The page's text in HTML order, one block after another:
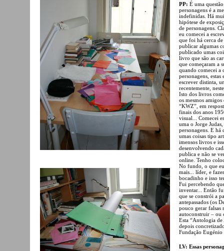
PP: É uma
personagens é a
indefinidas. Há
hipótese de
de personagens.
eu comecei a
que foi há cerca de
publicar algumas
publicado umas
livro que são as
que começaram a
quando comecei a
personagens,
escrever distinta,
recentemente,
Isto dos livros
os mesmos
“KWZ”, em
finais dos anos
visual... Comecei
uma o Jorge
personagens. E há
umas coisas tipo
imensos livros e
desenvolvendo
publica e não se
online. Tenho
No fundo, o que
mais... líder, e
bocadinho e isso
Fui percebendo
inventar... Então
que se constrói a
antepassados (os
pouco gerar falsas
autoconstruir – ou
Esta “Antologia de
depois
Fundação
LV: Essas